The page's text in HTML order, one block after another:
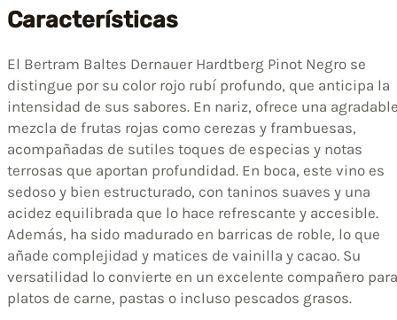
Características
El Bertram Baltes Dernauer Hardtberg Pinot Negro se
distingue por su color rojo rubí profundo, que anticipa la
intensidad de sus sabores. En nariz, ofrece una
mezcla de frutas rojas como cerezas y frambuesas,
acompañadas de sutiles toques de especias y notas
terrosas que aportan profundidad. En boca, este vino es
sedoso y bien estructurado, con taninos suaves y una
acidez equilibrada que lo hace refrescante y accesible.
Además, ha sido madurado en barricas de roble, lo que
añade complejidad y matices de vainilla y cacao. Su
versatilidad lo convierte en un excelente compañero para
platos de carne, pastas o incluso pescados grasos.